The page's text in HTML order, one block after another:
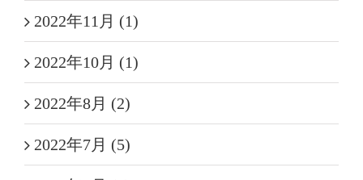
2022年11月 (1)
2022年10月 (1)
2022年8月 (2)
2022年7月 (5)